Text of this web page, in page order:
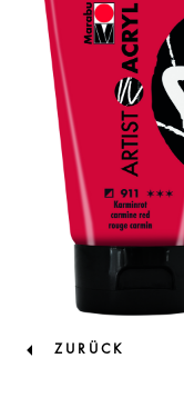
ZURÜCK